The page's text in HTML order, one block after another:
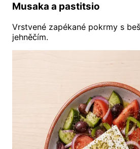
Musaka a pastitsio
Vrstvené zapékané pokrmy s
jehněčím.